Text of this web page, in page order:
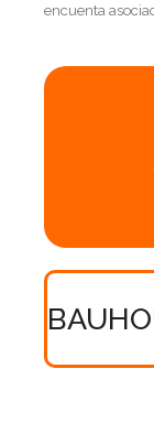
encuenta